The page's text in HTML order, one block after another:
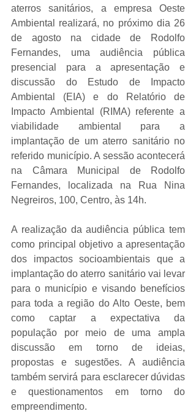
aterros sanitários, a empresa Oeste
Ambiental realizará, no próximo dia 26
de agosto na cidade de Rodolfo
Fernandes, uma audiência pública
presencial para a apresentação e
discussão do Estudo de Impacto
Ambiental (EIA) e do Relatório de
Impacto Ambiental (RIMA) referente a
viabilidade ambiental para a
implantação de um aterro sanitário no
referido município. A sessão acontecerá
na Câmara Municipal de Rodolfo
Fernandes, localizada na Rua Nina
Negreiros, 100, Centro, às 14h.
A realização da audiência pública tem
como principal objetivo a apresentação
dos impactos socioambientais que a
implantação do aterro sanitário vai levar
para o município e visando benefícios
para toda a região do Alto Oeste, bem
como captar a expectativa da
população por meio de uma ampla
discussão em torno de ideias,
propostas e sugestões. A audiência
também servirá para esclarecer dúvidas
e questionamentos em torno do
empreendimento.